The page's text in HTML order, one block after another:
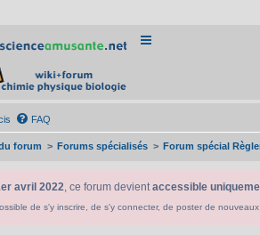
FAQ
forum Forums spécialisés Forum spécial
avril 2022, ce forum devientaccessible
de s'y inscrire, de s'y connecter, de poster de